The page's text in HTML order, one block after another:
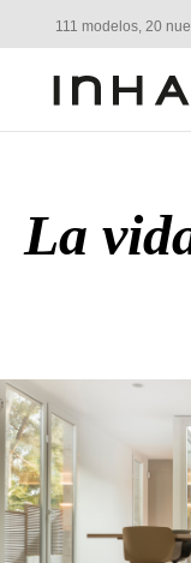
111 modelos, 20
La